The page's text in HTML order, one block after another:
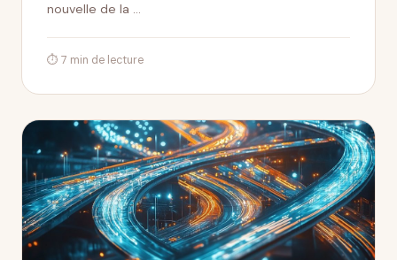
nouvelle de la …
⏱ 7 min de lecture